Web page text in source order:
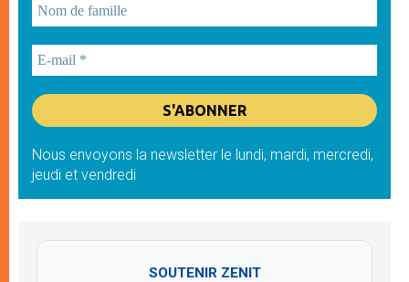
Nous envoyons la newsletter le lundi, mardi, mercredi,
jeudi et vendredi
SOUTENIR ZENIT